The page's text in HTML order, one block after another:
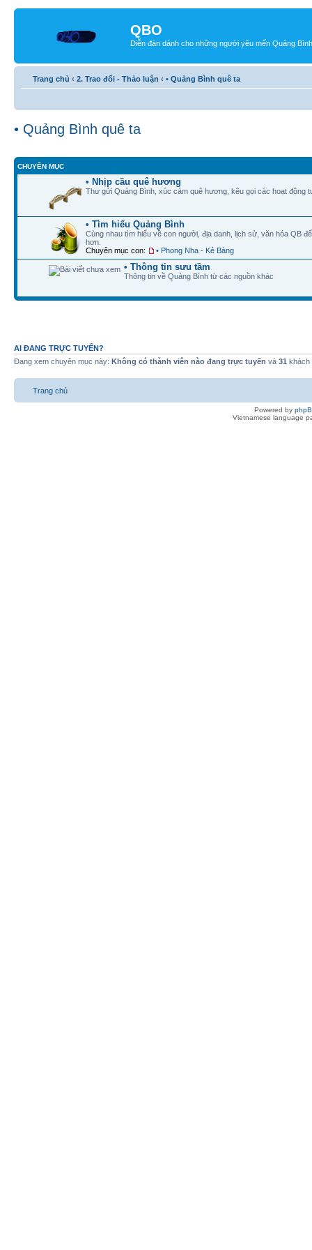
QBO
Diễn đàn dành cho những người yêu mến Quảng Bình
Trang chủ ‹ 2. Trao đổi - Thảo luận ‹ • Quảng Bình quê ta
• Quảng Bình quê ta
CHUYÊN MỤC
• Nhịp cầu quê hương
Thư gửi Quảng Bình, xúc cảm quê hương, kêu gọi các hoạt động
• Tìm hiểu Quảng Bình
Cùng nhau tìm hiểu về con người, địa danh, lịch sử, văn hóa QB
hơn.
Chuyên mục con:
• Phong Nha - Kẻ Bàng
• Thông tin sưu tầm
Thông tin về Quảng Bình từ các nguồn khác
AI ĐANG TRỰC TUYẾN?
Đang xem chuyên mục này: Không có thành viên nào đang trực tuyến và 31 khách
Trang chủ
Powered by
Vietnamese language